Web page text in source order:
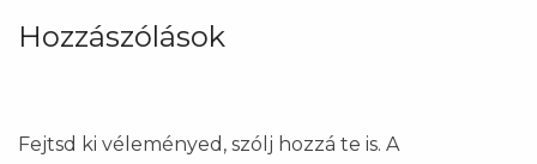
Hozzászólások
Fejtsd ki véleményed, szólj hozzá te is. A